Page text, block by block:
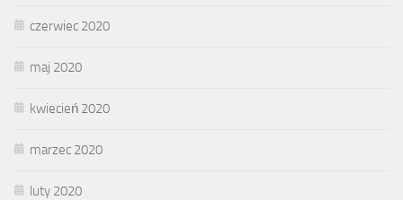
czerwiec 2020
maj 2020
kwiecień 2020
marzec 2020
luty 2020